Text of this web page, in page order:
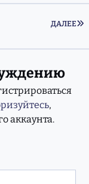
ДАЛЕЕ
,
аккаунта.